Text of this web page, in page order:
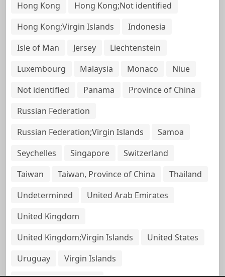
Hong Kong
Hong Kong;Not identified
Hong Kong;Virgin Islands
Indonesia
Isle of Man
Jersey
Liechtenstein
Luxembourg
Malaysia Monaco
Niue
Not identified
Panama
Province of China
Russian Federation
Russian Federation;Virgin Islands
Samoa
Seychelles
Singapore
Switzerland
Taiwan
Taiwan, Province of China
Thailand
Undetermined
United Arab Emirates
United Kingdom
United Kingdom;Virgin Islands
United States
Uruguay
Virgin Islands